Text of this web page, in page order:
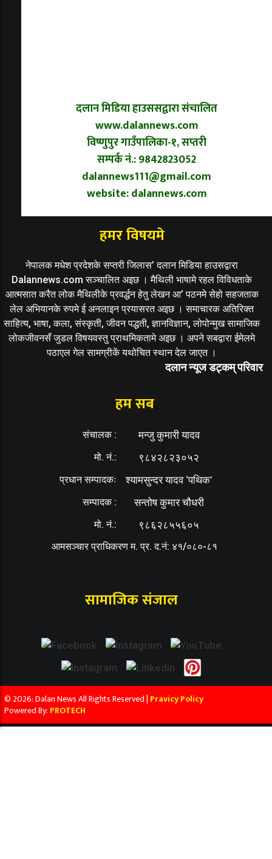
दलान मिडिया हाउससद्वारा संचालित
www.dalannews.com
विष्णुपुर गाउँपालिका-१, सप्तरी
सम्पर्क नं.: 9842823052
dalannews111@gmail.com
website: dalannews.com
हमर विषयमे
नेपालक मधेश प्रदेशके सप्तरी जिलास’ दलान मिडिया हाउसद्वारा
Dalannews.com सञ्चालित अइछ । मैथिली भाषामे रहल विविधताके
आत्मसात करैत लोक मैथिलीके प्रवर्द्धन हेतु लेखन आ’ पठनमे सेहो सहजताक
लेल अभियानके रुपमे ई अनलाइन प्रयासरत अइछ । समाचारक अतिरिक्त
साहित्य, भाषा, कला, संस्कृती, जीवन पद्धती, ज्ञानविज्ञान, लोपोन्मुख सामाजिक
लोकजीवनसँ जुडल विषयवस्तु प्राथमिकतामे अइछ । अपने सबद्वारा ईमेलमे
पठाएल गेल सामग्रीकें यथोचित स्थान देल जाएत ।
दलान न्यूज डट्कम् परिवार
हम सब
संचालक : मन्जु कुमारी यादव
मो. नं.: ९८४२८२३०५२
प्रधान सम्पादकः श्यामसुन्दर यादव ‘पथिक’
सम्पादक : सन्तोष कुमार चौधरी
मो. नं.: ९८६२८५५६०५
आमसञ्चार प्राधिकरण म. प्र. द.नं: ४१/०८०-८१
सामाजिक संजाल
© 2026: Dalan News All Rights Reserved | Pravicy Policy
Powered By: PROTECH